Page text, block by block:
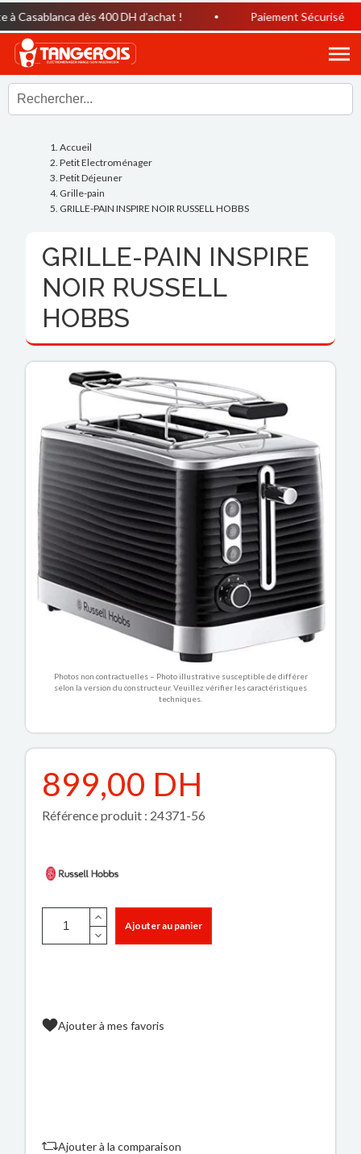
dès 400 DH d’achat ! Paiement Sécurisé
Accueil
Petit Electroménager
Petit Déjeuner
Grille-pain
GRILLE-PAIN INSPIRE NOIR RUSSELL HOBBS
GRILLE-PAIN INSPIRE
NOIR RUSSELL
HOBBS
Photos non contractuelles – Photo illustrative susceptible de différer
selon la version du constructeur. Veuillez vérifier les caractéristiques
techniques.
899,00 DH
Référence produit : 24371-56
Ajouter au panier
Ajouter à mes favoris
Ajouter à la comparaison